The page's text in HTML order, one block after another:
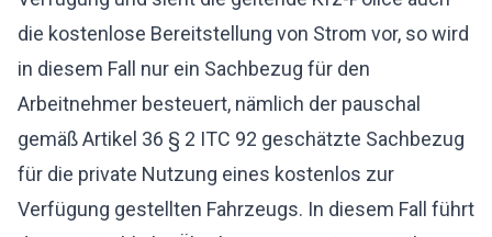
die kostenlose Bereitstellung von Strom vor, so wird
in diesem Fall nur ein Sachbezug für den
Arbeitnehmer besteuert, nämlich der pauschal
gemäß Artikel 36 § 2 ITC 92 geschätzte Sachbezug
für die private Nutzung eines kostenlos zur
Verfügung gestellten Fahrzeugs. In diesem Fall führt